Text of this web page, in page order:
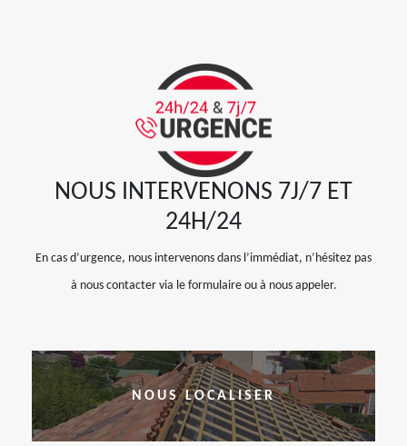
NOUS INTERVENONS 7J/7 ET
24H/24
En cas d’urgence, nous intervenons dans l’immédiat, n’hésitez pas
à nous contacter via le formulaire ou à nous appeler.
NOUS LOCALISER